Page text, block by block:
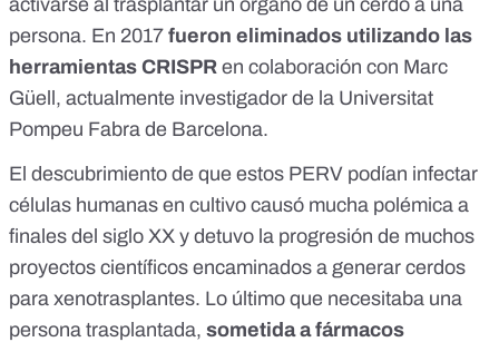
persona. En 2017 fueron eliminados utilizando las
herramientas CRISPR en colaboración con Marc
Güell, actualmente investigador de la Universitat
Pompeu Fabra de Barcelona.
El descubrimiento de que estos PERV podían infectar
células humanas en cultivo causó mucha polémica a
finales del siglo XX y detuvo la progresión de muchos
proyectos científicos encaminados a generar cerdos
para xenotrasplantes. Lo último que necesitaba una
persona trasplantada, sometida a fármacos